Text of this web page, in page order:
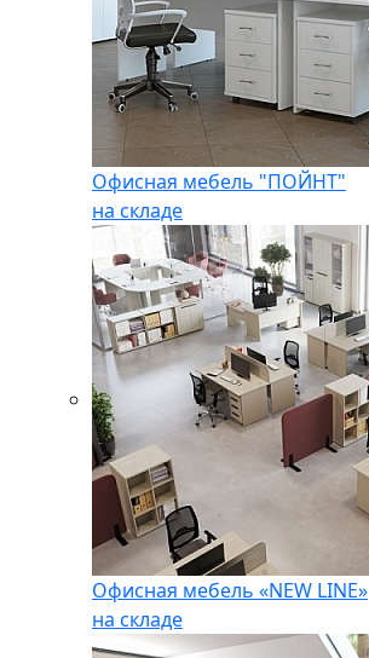
Офисная мебель "ПОЙНТ"
на складе
Офисная мебель «NEW LINE»
на складе